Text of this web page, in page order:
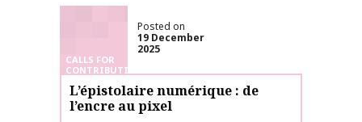
CALLS FOR
CONTRIBUTIONS
Posted on
19 December
2025
L’épistolaire numérique : de
l’encre au pixel